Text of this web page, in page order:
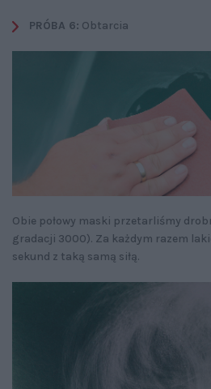
PRÓBA 6: Obtarcia
Obie połowy maski przetarliśmy
gradacji 3000). Za każdym razem
sekund z taką samą siłą.